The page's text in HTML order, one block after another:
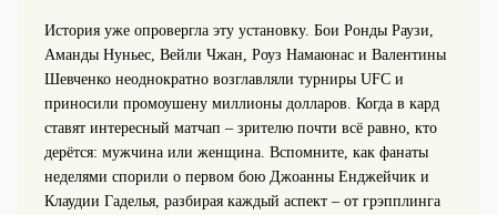
История уже опровергла эту установку. Бои Ронды Раузи,
Аманды Нуньес, Вейли Чжан, Роуз Намаюнас и Валентины
Шевченко неоднократно возглавляли турниры UFC и
приносили промоушену миллионы долларов. Когда в кард
ставят интересный матчап – зрителю почти всё равно, кто
дерётся: мужчина или женщина. Вспомните, как фанаты
неделями спорили о первом бою Джоанны Енджейчик и
Клаудии Гаделья, разбирая каждый аспект – от грэпплинга